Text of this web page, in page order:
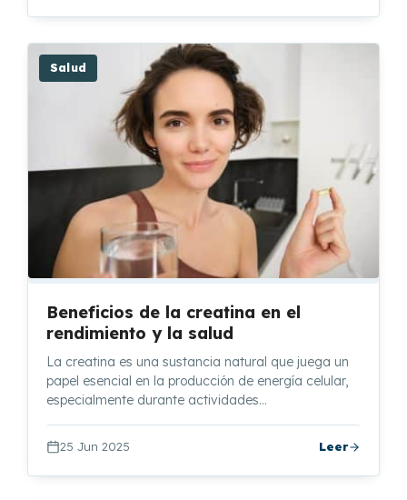
Salud
Beneficios de la creatina en el
rendimiento y la salud
La creatina es una sustancia natural que juega un
papel esencial en la producción de energía celular,
especialmente durante actividades…
25 Jun 2025 Leer